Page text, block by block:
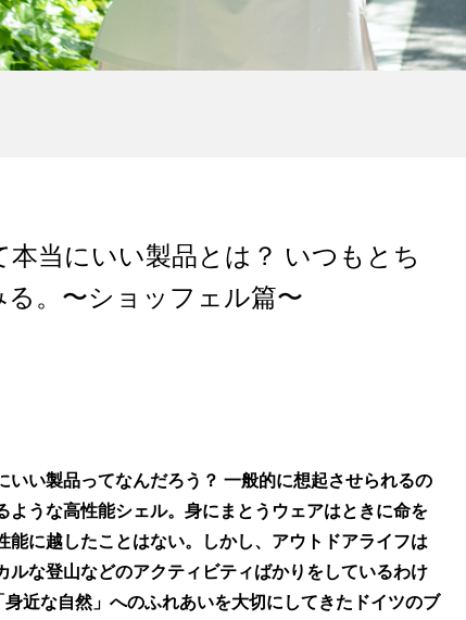
当にいい製品とは？ いつもとち
。〜ショッフェル篇〜
い製品ってなんだろう？ 一般的に想起させられるの
ような高性能シェル。身にまとうウェアはときに命を
能に越したことはない。しかし、アウトドアライフは
ルな登山などのアクティビティばかりをしているわけ
近な自然」へのふれあいを大切にしてきたドイツのブ